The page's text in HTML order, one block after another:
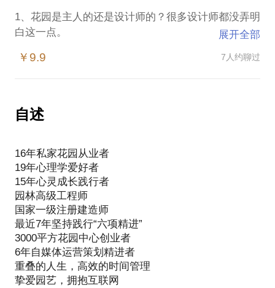
1、花园是主人的还是设计师的？很多设计师都没弄明
白这一点。
花园最终效果的呢？
了？
5、花园养护需要专业的公司吗？
质区别的！
展开全部
￥9.9 7人约聊过
自述
16年私家花园从业者
19年心理学爱好者
15年心灵成长践行者
园林高级工程师
国家一级注册建造师
最近7年坚持践行“六项精进”
3000平方花园中心创业者
6年自媒体运营策划精进者
重叠的人生，高效的时间管理